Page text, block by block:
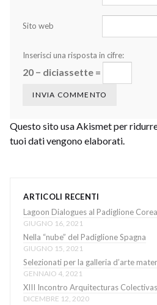
Sito web
Inserisci una risposta in cifre:
20 − diciassette =
Questo sito usa Akismet per
tuoi dati vengono elaborati.
ARTICOLI RECENTI
Lagoon Dialogues al Padiglione Corea
GIUGNO 16, 2021
Nella “nube” del Padiglione Spagna
GIUGNO 15, 2021
Selezionati per la galleria d’arte
GENNAIO 4, 2021
XIII Incontro Arquitecturas Colectivas
DICEMBRE 12, 2020